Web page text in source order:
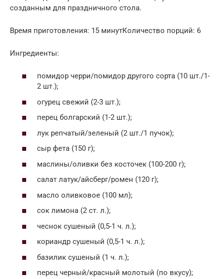
созданным для праздничного стола.
Время приготовления: 15 минутКоличество порций: 6
Ингредиенты:
помидор черри/помидор другого сорта (10 шт./1-
2 шт.);
огурец свежий (2-3 шт.);
перец болгарский (1-2 шт.);
лук репчатый/зеленый (2 шт./1 пучок);
сыр фета (150 г);
маслины/оливки без косточек (100-200 г);
салат латук/айсберг/ромен (120 г);
масло оливковое (100 мл);
сок лимона (2 ст. л.);
чеснок сушеный (0,5-1 ч. л.);
кориандр сушеный (0,5-1 ч. л.);
базилик сушеный (1 ч. л.);
перец черный/красный молотый (по вкусу);